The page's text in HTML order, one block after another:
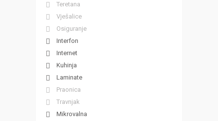
Teretana
Vješalice
Osiguranje
Interfon
Internet
Kuhinja
Laminate
Praonica
Travnjak
Mikrovalna